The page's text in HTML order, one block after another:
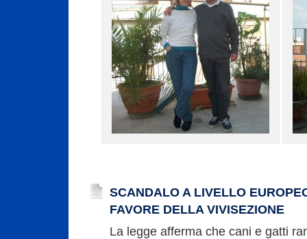
SCANDALO A LIVELLO
FAVORE DELLA VIVISEZIONE
La legge afferma che cani e gatti